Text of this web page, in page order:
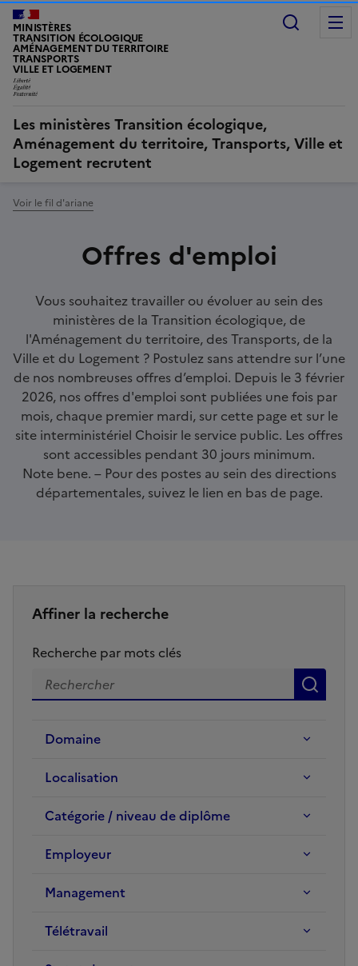
MINISTÈRES
TRANSITION ÉCOLOGIQUE
AMÉNAGEMENT DU TERRITOIRE
TRANSPORTS
VILLE ET LOGEMENT
Les ministères Transition écologique,
Aménagement du territoire, Transports, Ville et
Logement recrutent
Voir le fil d'ariane
Offres d'emploi
Accroche
Vous souhaitez travailler ou évoluer au sein des
ministères de la Transition écologique, de
l'Aménagement du territoire, des Transports, de la
Ville et du Logement ? Postulez sans attendre sur l’une
de nos nombreuses offres d’emploi. Depuis le 3 février
2026, nos offres d'emploi sont publiées une fois par
mois, chaque premier mardi, sur cette page et sur le
site interministériel Choisir le service public. Les offres
sont accessibles pendant 30 jours minimum.
Note bene. – Pour des postes au sein des directions
départementales, suivez le lien en bas de page.
Affiner la recherche
Recherche par mots clés
Domaine
Localisation
Catégorie / niveau de diplôme
Employeur
Management
Télétravail